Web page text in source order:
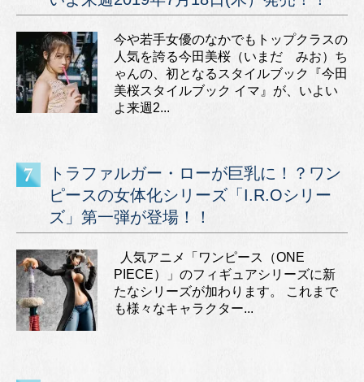
今や若手女優のなかでもトップクラスの
人気を誇る今田美桜（いまだ みお）ち
ゃんの、初となるスタイルブック『今田
美桜スタイルブック イマ』が、いよい
よ来週2...
トラファルガー・ローが巨乳に！？ワン
ピースの女体化シリーズ「I.R.Oシリー
ズ」第一弾が登場！！
人気アニメ「ワンピース（ONE
PIECE）」のフィギュアシリーズに新
たなシリーズが加わります。 これまで
も様々なキャラクター...